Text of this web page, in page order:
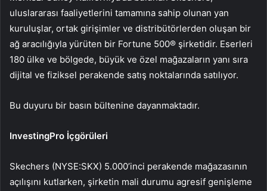
uluslararası faaliyetlerini tamamına sahip olunan yan
kuruluşlar, ortak girişimler ve distribütörlerden oluşan bir
ağ aracılığıyla yürüten bir Fortune 500® şirketidir. Eserleri
180 ülke ve bölgede, büyük ve özel mağazaların yanı sıra
dijital ve fiziksel perakende satış noktalarında satılıyor.
Bu duyuru bir basın bültenine dayanmaktadır.
InvestingPro İçgörüleri
Skechers (NYSE:SKX) 5.000’inci perakende mağazasının
açılışını kutlarken, şirketin mali durumu agresif genişleme